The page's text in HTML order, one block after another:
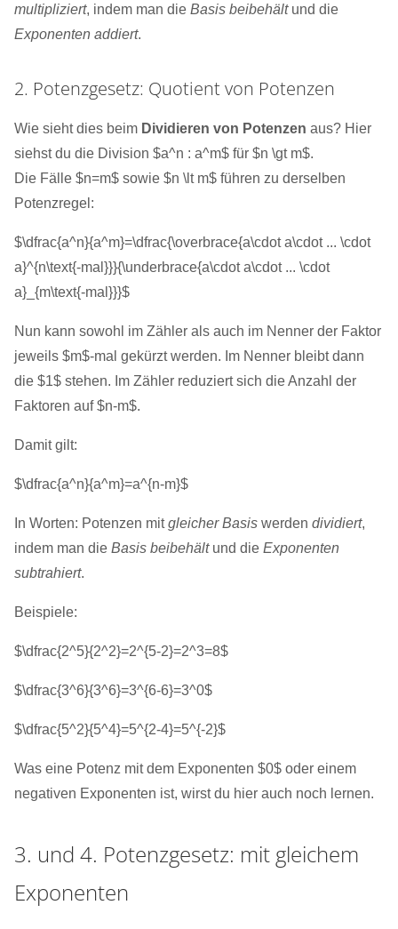
multipliziert, indem man die Basis beibehältund die
Exponenten addiert.
2. Potenzgesetz: Quotient von Potenzen
Wie sieht dies beim Dividieren von Potenzen aus? Hier
siehst du die Division $a^n : a^m$ für $n \gt m$.
Die Fälle $n=m$ sowie $n \lt m$ führen zu derselben
Potenzregel:
$\dfrac{a^n}{a^m}=\dfrac{\overbrace{a\cdot a\cdot ... \cdot
a}^{n\text{-mal}}}{\underbrace{a\cdot a\cdot ... \cdot
a}_{m\text{-mal}}}$
Nun kann sowohl im Zähler als auch im Nenner der Faktor
jeweils $m$-mal gekürzt werden. Im Nenner bleibt dann
die $1$ stehen. Im Zähler reduziert sich die Anzahl der
Faktoren auf $n-m$.
Damit gilt:
$\dfrac{a^n}{a^m}=a^{n-m}$
In Worten: Potenzen mitgleicher Basis werden dividiert,
indem man die Basis beibehältund die Exponenten
subtrahiert.
Beispiele:
$\dfrac{2^5}{2^2}=2^{5-2}=2^3=8$
$\dfrac{3^6}{3^6}=3^{6-6}=3^0$
$\dfrac{5^2}{5^4}=5^{2-4}=5^{-2}$
Was eine Potenz mit dem Exponenten $0$ oder einem
negativen Exponenten ist, wirst du hier auch noch lernen.
3. und 4. Potenzgesetz: mit gleichem
Exponenten